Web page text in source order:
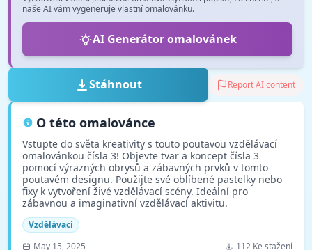
naše AI vám vygeneruje vlastní omalovánku.
AI Generátor omalovánek
Stáhnout Report AI content
O této omalovánce
Vstupte do světa kreativity s touto poutavou vzdělávací
omalovánkou čísla 3! Objevte tvar a koncept čísla 3
pomocí výrazných obrysů a zábavných prvků v tomto
poutavém designu. Použijte své oblíbené pastelky nebo
fixy k vytvoření živé vzdělávací scény. Ideální pro
zábavnou a imaginativní vzdělávací aktivitu.
Vzdělávací
May 15, 2025
112 Ke stažení